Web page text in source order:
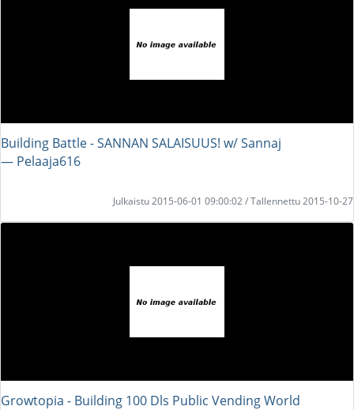
Building Battle - SANNAN SALAISUUS! w/ Sannaj
― Pelaaja616
Julkaistu 2015-06-01 09:00:02 / Tallennettu 2015-10-27
Growtopia - Building 100 Dls Public Vending World